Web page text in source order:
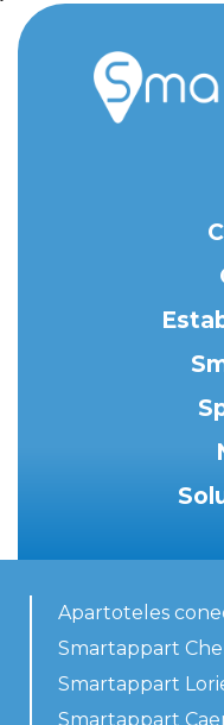
Apartoteles
Smartappart
Smartappart
Smartappart